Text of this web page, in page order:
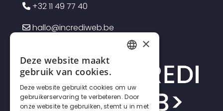
+32 11 49 77 40
hallo@incrediweb.be
DUTCH
ENGLISH
×
Deze website maakt
gebruik van cookies.
Deze website gebruikt cookies om uw
gebruikerservaring te verbeteren. Door
onze website te gebruiken, stemt u in met